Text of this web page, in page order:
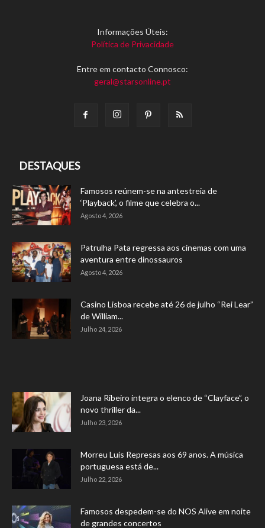
Informações Úteis:
Política de Privacidade
Entre em contacto Connosco:
geral@starsonline.pt
DESTAQUES
Famosos reúnem-se na antestreia de
‘Playback’, o filme que celebra o...
Agosto 4, 2026
Patrulha Pata regressa aos cinemas com uma
aventura entre dinossauros
Agosto 4, 2026
Casino Lisboa recebe até 26 de julho “Rei Lear”
de William...
Julho 24, 2026
Joana Ribeiro integra o elenco de “Clayface”, o
novo thriller da...
Julho 23, 2026
Morreu Luís Represas aos 69 anos. A música
portuguesa está de...
Julho 22, 2026
Famosos despedem-se do NOS Alive em noite
de grandes concertos